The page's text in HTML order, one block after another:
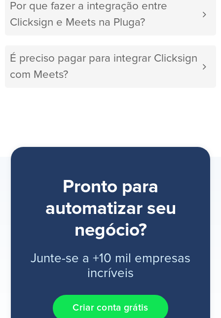
Por que fazer a integração entre
Clicksign e Meets na Pluga?
É preciso pagar para integrar Clicksign
com Meets?
Pronto para
automatizar seu
negócio?
Junte-se a +10 mil empresas
incríveis
Criar conta grátis